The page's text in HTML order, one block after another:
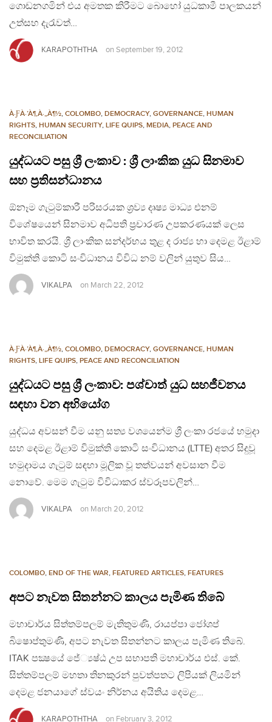
ගොඩනගමින් එය අමතක කිරීමට බොහෝ යුධකාමී පාලකයන්
උත්සහ දැරැවත්…
KARAPOTHTHA on September 19, 2012
À·ƑÀ·’À¶‚À·„À¶½, COLOMBO, DEMOCRACY, GOVERNANCE, HUMAN
RIGHTS, HUMAN SECURITY, LIFE QUIPS, MEDIA, PEACE AND
RECONCILIATION
යුද්ධයට පසු ශ්‍රී ලංකාව : ශ්‍රී ලාංකික යුධ සිනමාව
සහ ප්‍රතිසන්ධානය
ඕනෑම ගැටුම්කාරී පරිසරයක ශ්‍රව්‍ය දෘෂ්‍ය මාධ්‍ය එනම්
විශේෂයෙන් සිනමාව අධිපති ප්‍රචාරණ උපකරණයක් ලෙස
භාවිත කරයි. ශ්‍රී ලාංකික සන්දර්භය තුළ ද රාජ්‍ය හා දෙමළ ඊළාම්
විමුක්ති කොටි සංවිධානය විවිධ නම් වලින් යුතුව සිය…
VIKALPA on March 22, 2012
À·ƑÀ·’À¶‚À·„À¶½, COLOMBO, DEMOCRACY, GOVERNANCE, HUMAN
RIGHTS, LIFE QUIPS, PEACE AND RECONCILIATION
යුද්ධයට පසු ශ්‍රී ලංකාව: පශ්චාත් යුධ සහජීවනය
සඳහා වන අභියෝග
යුද්ධය අවසන් වීම යනු සත්‍ය වශයෙන්ම ශ්‍රී ලංකා රජයේ හමුදා
සහ දෙමළ ඊළාම් විමුක්ති කොටි සංවිධානය (LTTE) අතර සිදුවූ
හමුදාමය ගැටුම් සඳහා මූලික වූ තත්වයන් අවසාන වීම
නොවේ. මෙම ගැටුම විවිධාකර ස්වරූපවලින්…
VIKALPA on March 20, 2012
COLOMBO, END OF THE WAR, FEATURED ARTICLES, FEATURES
අපට නැවත සිතන්නට කාලය පැමිණ තිබේ
මහාචාර්ය සිත්තම්පලම් මැතිතුමණි, රායප්පා ජෝශප්
බිෂොප්තුමණි, අපට නැවත සිතන්නට කාලය පැමිණ තිබේ.
ITAK පක්‍ෂයේ ජේ්‍යෂ්ඨ උප සභාපති මහාචාර්ය එස්. කේ.
සිත්තම්පලම් මහතා තිනකුරන් පුවත්පතට ලිපියක් ලියමින්
දෙමළ ජනයාගේ ස්වයං නිර්නය අයිතිය දෙමළ…
KARAPOTHTHA on February 3, 2012